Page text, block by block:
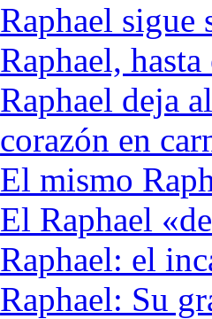
Raphael sigue
Raphael,
Raphael deja
corazón en
El mismo
El Raphael
Raphael: el
Raphael: Su